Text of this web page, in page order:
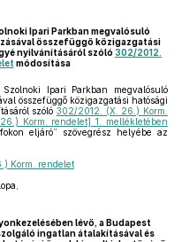
Ipari Parkban megvalósuló
összefüggő közigazgatási
nyilvánításáról szóló 302/2012.
módosítása
Ipari Parkban megvalósuló
összefüggő közigazgatási hatósági
szóló 302/2012. (X. 26.) Korm.
Korm. rendelet] 1. mellékletében
eljáró” szövegrész helyébe az
Korm. rendelet
lévő, a Budapest
ingatlan átalakításával és